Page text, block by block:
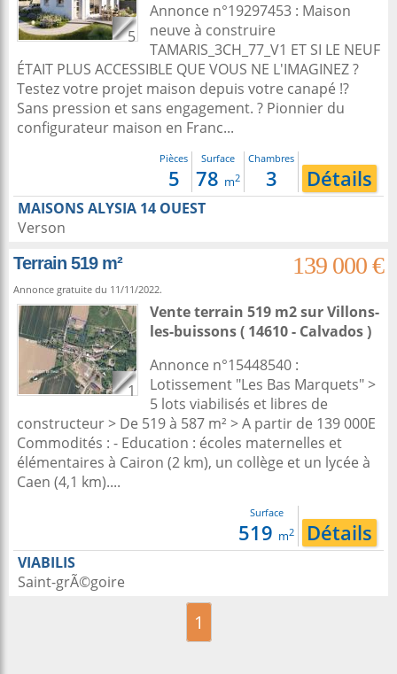
5
Annonce n°19297453 : Maison
neuve à construire
TAMARIS_3CH_77_V1 ET SI LE NEUF
ÉTAIT PLUS ACCESSIBLE QUE VOUS NE L'IMAGINEZ ?
Testez votre projet maison depuis votre canapé !?
Sans pression et sans engagement. ? Pionnier du
configurateur maison en Franc...
Pièces
5
Surface
78 m2
Chambres
3 Détails
MAISONS ALYSIA 14 OUEST
Verson
Terrain 519 m²
139 000 €
Annonce gratuite du 11/11/2022.
1
Vente terrain 519 m2surVillons-
les-buissons( 14610 - Calvados )
Annonce n°15448540 :
Lotissement "Les Bas Marquets" >
5 lots viabilisés et libres de
constructeur > De 519 à 587 m² > A partir de 139 000E
Commodités : - Education : écoles maternelles et
élémentaires à Cairon (2 km), un collège et un lycée à
Caen (4,1 km)....
Surface
519 m2 Détails
VIABILIS
Saint-grÃ©goire
1